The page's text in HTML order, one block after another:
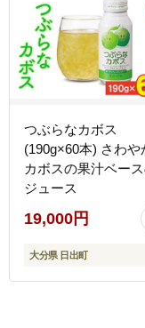
つぶらなカボス
(190g×60本) さわや
カボスの果汁ベー
ジュース
19,000円
大分県 日出町